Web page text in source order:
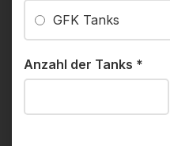
GFK Tanks
Anzahl der Tanks *